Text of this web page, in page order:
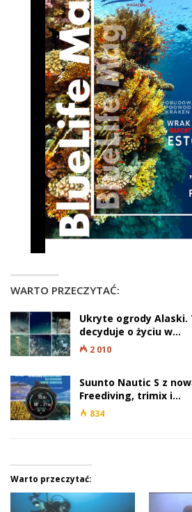
WARTO PRZECZYTAĆ:
Ukryte ogrody Alaski.
decyduje o życiu w…
2 010
Suunto Nautic S z
Freediving, trimix i…
834
Warto przeczytać: